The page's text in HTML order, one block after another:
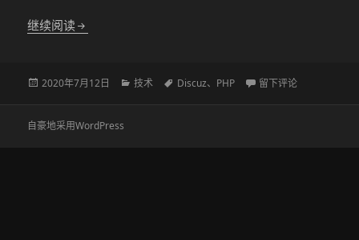
继续阅读Discuz 修复草稿发布后版块列表页最后发帖时间不更
发
2020年7月12日
分
技术
标
Discuz、 PHP 于Discuz 修复草稿发
留下评论
自豪地采用WordPress